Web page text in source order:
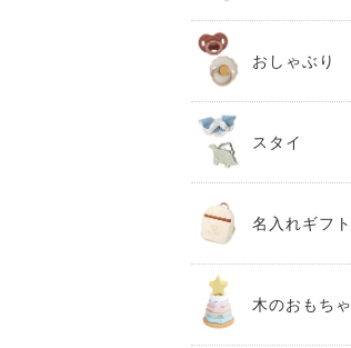
おしゃぶり
スタイ
名入れギフト
木のおもちゃ